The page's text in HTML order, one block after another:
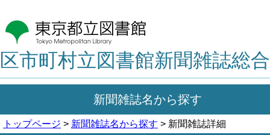
区市町村立図書館新聞雑誌総
新聞雑誌名から探す
トップページ > 新聞雑誌名から探す > 新聞雑誌詳細